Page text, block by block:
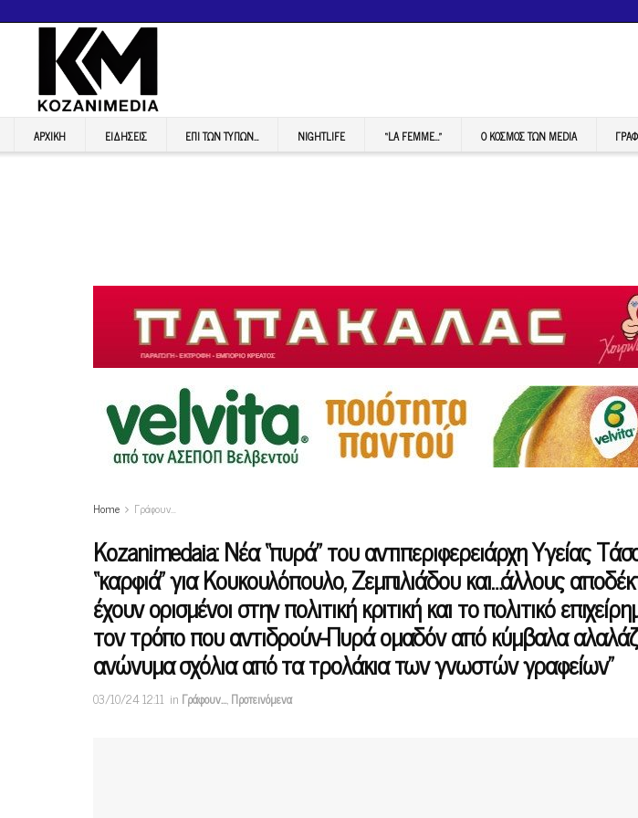
ΑΡΧΙΚΉ ΕΙΔΉΣΕΙΣ ΕΠI ΤΩΝ ΤΥΠΩΝ… NIGHTLIFE “LA FEMME…” Ο ΚΟΣΜΟΣ ΤΩΝ MEDIA
Home Γράφουν…
Κοzanimedaia: Νέα “πυρά” του αντιπεριφερειάρχη Υγείας
“καρφιά” για Κουκουλόπουλο, Ζεμπιλιάδου και…άλλους
έχουν ορισμένοι στην πολιτική κριτική και το πολιτικό
τον τρόπο που αντιδρούν-Πυρά ομαδόν από κύμβαλα
ανώνυμα σχόλια από τα τρολάκια των γνωστών γραφείων”
03/10/24 12:11 in Γράφουν…,Προτεινόμενα